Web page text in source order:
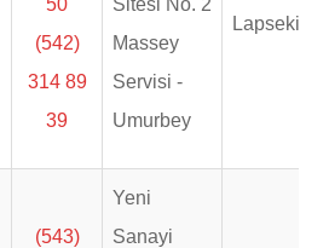
50
(542)
314 89
39
Sitesi No. 2
Massey
Servisi -
Umurbey
Lapseki
(543)
Yeni
Sanayi